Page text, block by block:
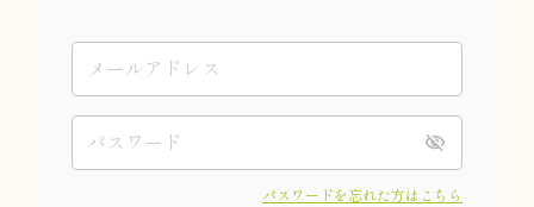
パスワードを忘れた方はこちら